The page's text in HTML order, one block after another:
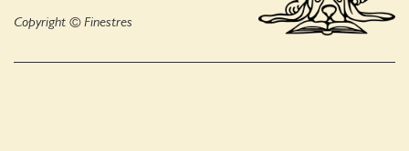
Copyright © Finestres